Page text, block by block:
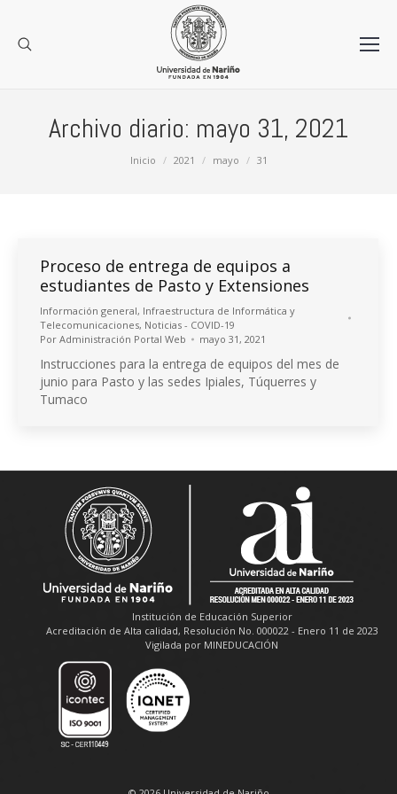
Archivo diario: mayo 31, 2021
Inicio 2021 mayo 31
Proceso de entrega de equipos a
estudiantes de Pasto y Extensiones
Información general, Infraestructura de Informática y
Telecomunicaciones, Noticias - COVID-19
Por Administración Portal Web mayo 31, 2021
Instrucciones para la entrega de equipos del mes de
junio para Pasto y las sedes Ipiales, Túquerres y
Tumaco
Institución de Educación Superior
Acreditación de Alta calidad, Resolución No. 000022 - Enero 11 de 2023
Vigilada por MINEDUCACIÓN